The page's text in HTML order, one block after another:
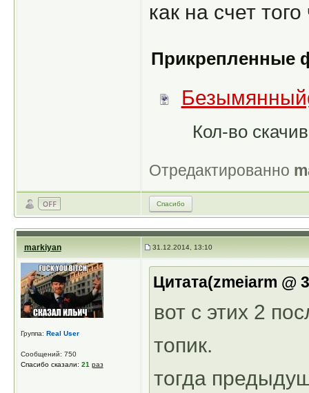
как на счет
Прикрепленные
Кол-во
Отредактированно
Спасибо
markiyan 31.12.2014, 13:10
Группа: Real User
Сообщений: 750
Спасибо сказали: 21 раз
Цитата(zmeiarm @
вот с этих 2
топик.
тогда